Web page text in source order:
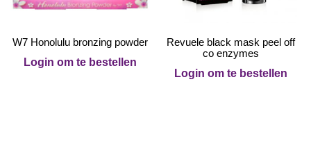
W7 Honolulu bronzing powder
Login om te bestellen
Revuele black mask peel off
co enzymes
Login om te bestellen